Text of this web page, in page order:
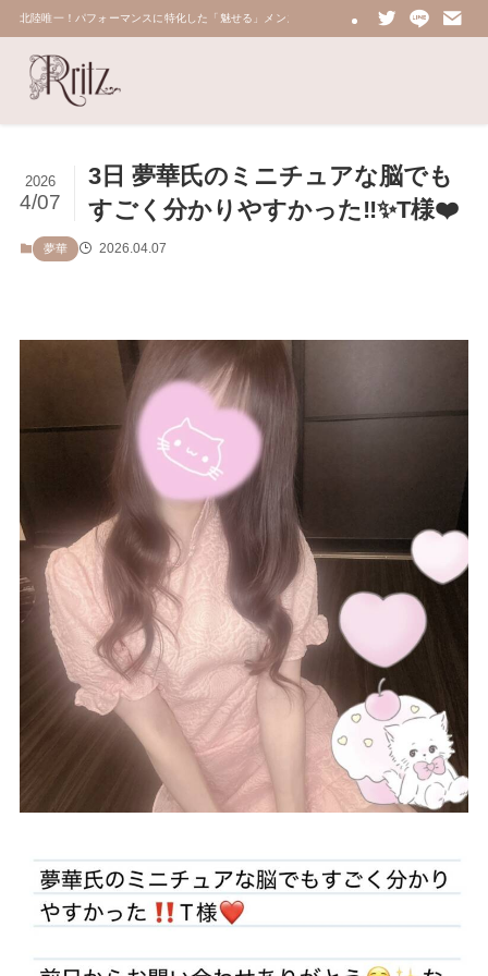
北陸唯一！パフォーマンスに特化した「魅せる」メンズエステ 鼠蹊部・密着・総合技術力
3日 夢華氏のミニチュアな脳でも
すごく分かりやすかった‼️✨T様❤️
2026
4/07
夢華 2026.04.07